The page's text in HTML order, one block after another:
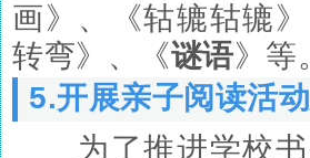
画》、《轱辘轱辘
转弯》、《谜语》等
5.开展亲子阅读活
为了推进学校书